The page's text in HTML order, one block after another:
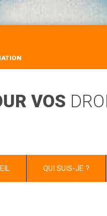
VOS
QUI SUIS-JE ?